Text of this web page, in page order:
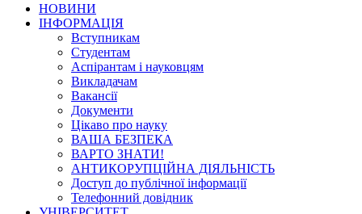
НОВИНИ
ІНФОРМАЦІЯ
Вступникам
Студентам
Аспірантам і науковцям
Викладачам
Вакансії
Документи
Цікаво про науку
ВАША БЕЗПЕКА
ВАРТО ЗНАТИ!
АНТИКОРУПЦІЙНА ДІЯЛЬНІСТЬ
Доступ до публічної інформації
Телефонний довідник